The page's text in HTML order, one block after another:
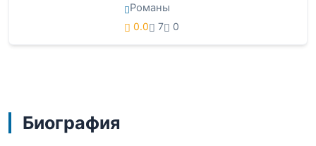
Романы
0.0 7 0
Биография